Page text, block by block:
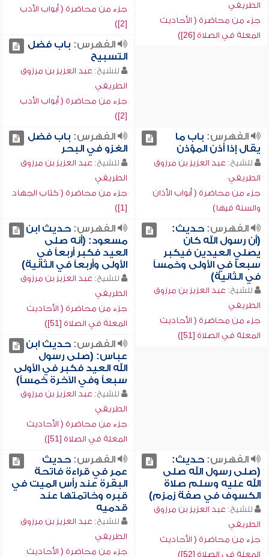
الطريفي
جزء من محاضرة ( الأحاديث
المعلة في الصلاة [26])
جزء من محاضرة ( أبواب الأدب
[2])
الفهرس: باب فضل
التسبيح
للشيخ: عبد العزيز بن مرزوق
الطريفي
جزء من محاضرة ( أبواب الأدب
[2])
الفهرس: باب ما
يقال إذا أذن المؤذن
للشيخ: عبد العزيز بن مرزوق
الطريفي
جزء من محاضرة ( أبواب الأذان
والسنة فيها)
الفهرس: باب فضل
الغزو في البحر
للشيخ: عبد العزيز بن مرزوق
الطريفي
جزء من محاضرة ( كتاب الجهاد
[1])
الفهرس:حديث:
(أن رسول الله كان
يصلي العيدين فيكبر
سبعاً في الأولى وخمساً
في الثانية)
للشيخ: عبد العزيز بن مرزوق
الطريفي
جزء من محاضرة ( الأحاديث
المعلة في الصلاة [51])
الفهرس:حديث ابن
مسعود: (أنه صلى
العيد فكبر أربعاً في
الأولى وأربعاً في الثانية)
للشيخ: عبد العزيز بن مرزوق
الطريفي
جزء من محاضرة ( الأحاديث
المعلة في الصلاة [51])
الفهرس:حديث ابن
عباس: (صلى رسول
الله العيد فكبر في الأولى
سبعاً وفي الآخرة خمساً)
للشيخ: عبد العزيز بن مرزوق
الطريفي
جزء من محاضرة ( الأحاديث
المعلة في الصلاة [51])
الفهرس:حديث:
(صلى رسول الله صلى
الله عليه وسلم صلاة
الكسوف في صفة زمزم)
للشيخ: عبد العزيز بن مرزوق
الطريفي
جزء من محاضرة ( الأحاديث
المعلة في الصلاة [52])
الفهرس:حديث
عمر في قراءة فاتحة
البقرة عند رأس الميت في
قبره وخاتمتها عند
قدميه
للشيخ: عبد العزيز بن مرزوق
الطريفي
جزء من محاضرة ( الأحاديث